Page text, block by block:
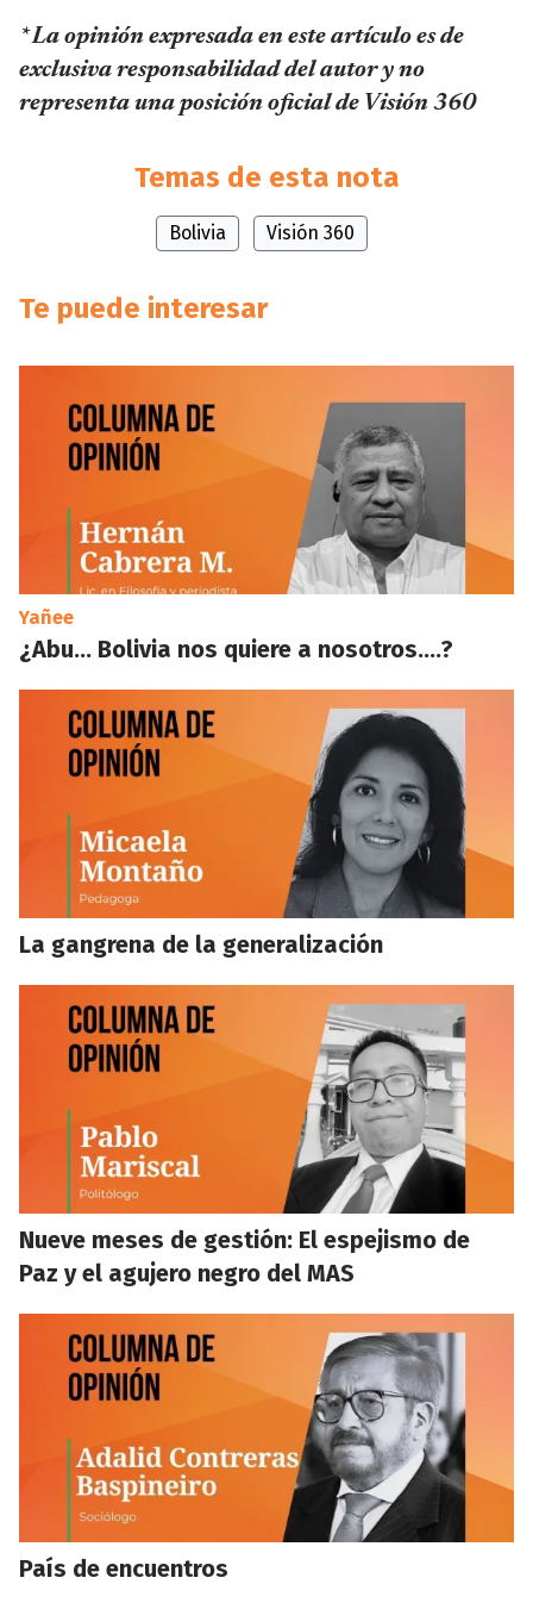
* La opinión expresada en este artículo es de
exclusiva responsabilidad del autor y no
representa una posición oficial de Visión 360
Temas de esta nota
Bolivia Visión 360
Te puede interesar
Yañee
¿Abu… Bolivia nos quiere a nosotros….?
La gangrena de la generalización
Nueve meses de gestión: El espejismo de
Paz y el agujero negro del MAS
País de encuentros